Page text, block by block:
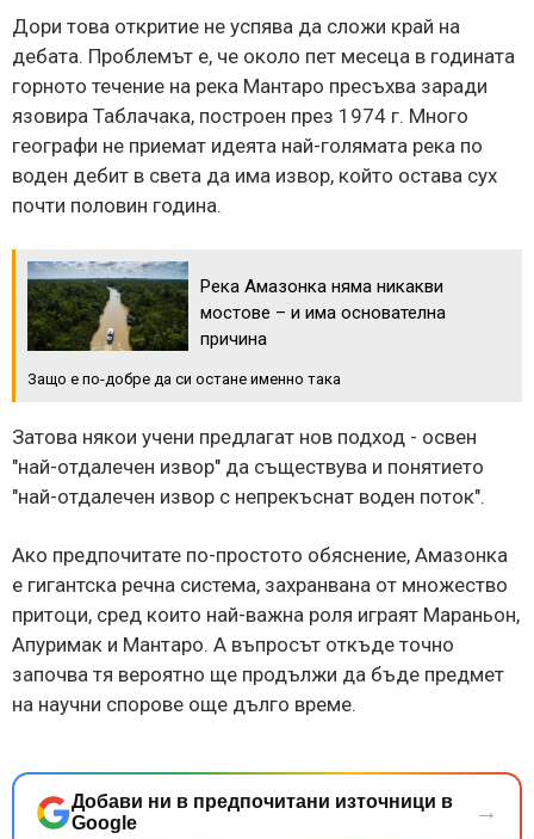
Дори това откритие не успява да сложи край на
дебата. Проблемът е, че около пет месеца в годината
горното течение на река Мантаро пресъхва заради
язовира Таблачака, построен през 1974 г. Много
географи не приемат идеята най-голямата река по
воден дебит в света да има извор, който остава сух
почти половин година.
Река Амазонка няма никакви
мостове – и има основателна
причина
Защо е по-добре да си остане именно така
Затова някои учени предлагат нов подход - освен
"най-отдалечен извор" да съществува и понятието
"най-отдалечен извор с непрекъснат воден поток".
Ако предпочитате по-простото обяснение, Амазонка
е гигантска речна система, захранвана от множество
притоци, сред които най-важна роля играят Мараньон,
Апуримак и Мантаро. А въпросът откъде точно
започва тя вероятно ще продължи да бъде предмет
на научни спорове още дълго време.
Добави ни в предпочитани източници в
Google
→